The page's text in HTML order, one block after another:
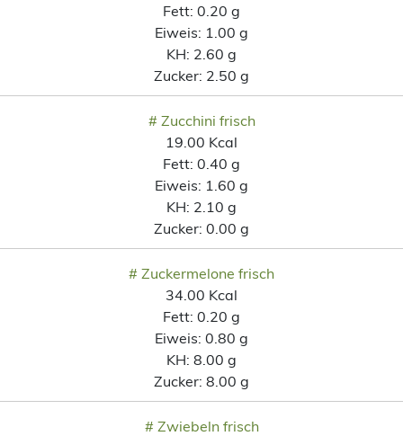
Fett: 0.20 g
Eiweis: 1.00 g
KH: 2.60 g
Zucker: 2.50 g
# Zucchini frisch
19.00 Kcal
Fett: 0.40 g
Eiweis: 1.60 g
KH: 2.10 g
Zucker: 0.00 g
# Zuckermelone frisch
34.00 Kcal
Fett: 0.20 g
Eiweis: 0.80 g
KH: 8.00 g
Zucker: 8.00 g
# Zwiebeln frisch